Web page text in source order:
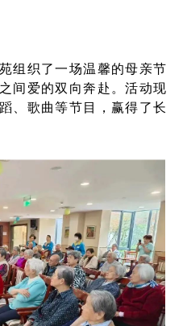
组织了一场温馨的母亲节
间爱的双向奔赴。活动现
、歌曲等节目，赢得了长